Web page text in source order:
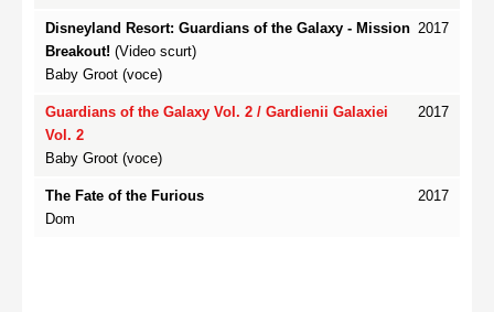
2017
Disneyland Resort: Guardians of the Galaxy - Mission
Breakout! (Video scurt)
Baby Groot (voce)
2017
Guardians of the Galaxy Vol. 2 / Gardienii Galaxiei
Vol. 2
Baby Groot (voce)
2017
The Fate of the Furious
Dom